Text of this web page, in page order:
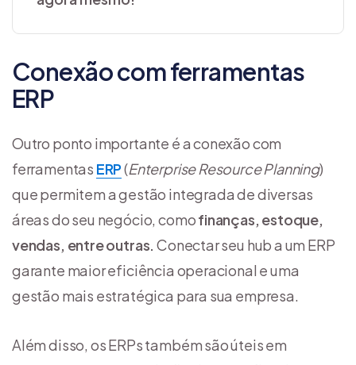
Conexão com ferramentas
ERP
Outro ponto importante é a conexão com
ferramentas ERP(Enterprise Resource Planning)
que permitem a gestão integrada de diversas
áreas do seu negócio, comofinanças, estoque,
vendas, entre outras. Conectar seu hub a um ERP
garante maior eficiência operacional e uma
gestão mais estratégica para sua empresa.
Além disso, os ERPs também são úteis em